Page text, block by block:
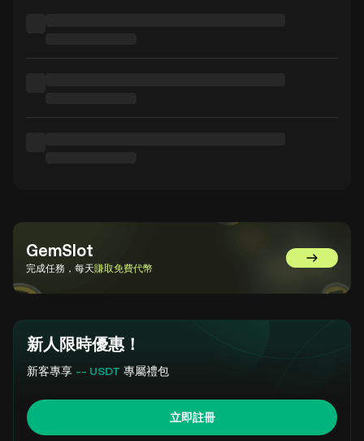
GemSlot
完成任務，每天賺取免費代幣 前往
新人限時優惠！
新客專享 -- USDT 專屬禮包
立即註冊